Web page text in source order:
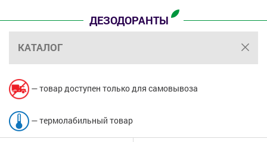
Доставка и оплата
Способ получения:
Эвалар
Косметика
ДЕЗОДОРАНТЫ
КАТАЛОГ
— товар доступен только для самовывоза
— термолабильный товар